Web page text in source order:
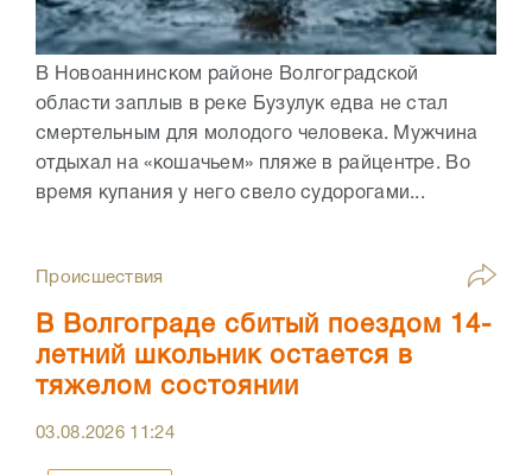
В Новоаннинском районе Волгоградской
области заплыв в реке Бузулук едва не стал
смертельным для молодого человека. Мужчина
отдыхал на «кошачьем» пляже в райцентре. Во
время купания у него свело судорогами...
Происшествия
В Волгограде сбитый поездом 14-
летний школьник остается в
тяжелом состоянии
03.08.2026 11:24